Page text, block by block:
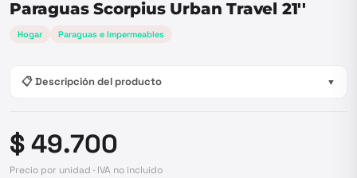
Paraguas Scorpius Urban Travel 21''
Hogar Paraguas e Impermeables
📋 Descripción del producto ▼
$ 49.700
Precio por unidad · IVA no incluido